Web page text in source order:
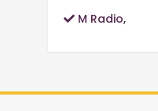
M Radio,